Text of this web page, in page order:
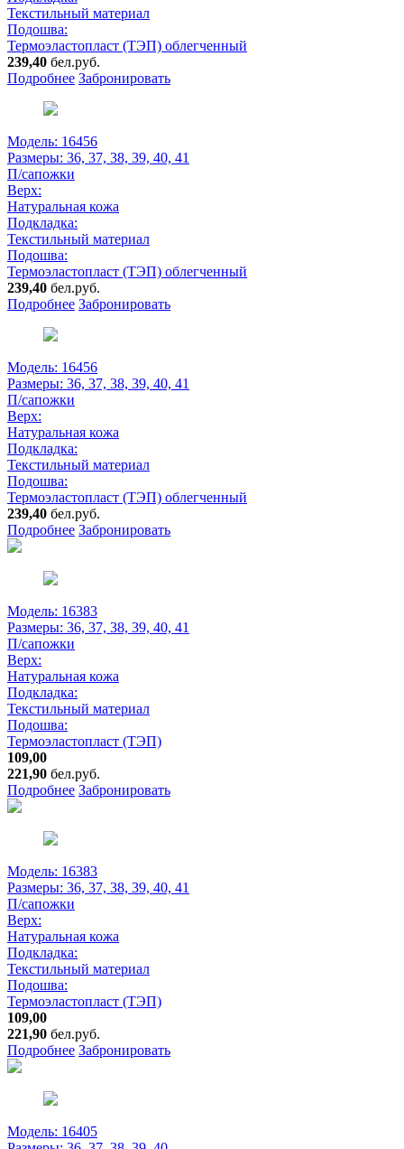
Текстильный материал
Подошва:
Термоэластопласт (ТЭП) облегченный
239,40 бел.руб.
Подробнее Забронировать
Модель: 16456
Размеры: 36, 37, 38, 39, 40, 41
П/сапожки
Верх:
Натуральная кожа
Подкладка:
Текстильный материал
Подошва:
Термоэластопласт (ТЭП) облегченный
239,40 бел.руб.
Подробнее Забронировать
Модель: 16456
Размеры: 36, 37, 38, 39, 40, 41
П/сапожки
Верх:
Натуральная кожа
Подкладка:
Текстильный материал
Подошва:
Термоэластопласт (ТЭП) облегченный
239,40 бел.руб.
Подробнее Забронировать
Модель: 16383
Размеры: 36, 37, 38, 39, 40, 41
П/сапожки
Верх:
Натуральная кожа
Подкладка:
Текстильный материал
Подошва:
Термоэластопласт (ТЭП)
109,00
221,90 бел.руб.
Подробнее Забронировать
Модель: 16383
Размеры: 36, 37, 38, 39, 40, 41
П/сапожки
Верх:
Натуральная кожа
Подкладка:
Текстильный материал
Подошва:
Термоэластопласт (ТЭП)
109,00
221,90 бел.руб.
Подробнее Забронировать
Модель: 16405